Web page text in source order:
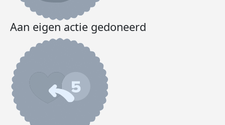
Aan eigen actie gedoneerd